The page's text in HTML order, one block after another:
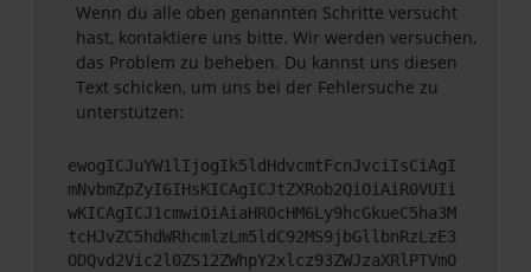
Wenn du alle oben genannten Schritte versucht
hast, kontaktiere uns bitte. Wir werden versuchen,
das Problem zu beheben. Du kannst uns diesen
Text schicken, um uns bei der Fehlersuche zu
unterstützen:
ewogICJuYW1lIjogIk5ldHdvcmtFcnJvciIsCiAgI
mNvbmZpZyI6IHsKICAgICJtZXRob2QiOiAiR0VUIi
wKICAgICJ1cmwiOiAiaHR0cHM6Ly9hcGkueC5ha3M
tcHJvZC5hdWRhcmlzLm5ldC92MS9jbGllbnRzLzE3
ODQvd2Vic2l0ZS12ZWhpY2xlcz93ZWJzaXRlPTVmO